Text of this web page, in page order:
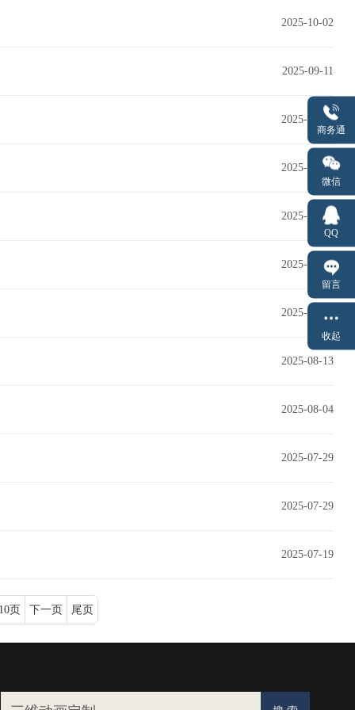
2025-10-02
2025-09-11
2025-09-10
2025-09-09
2025-08-25
2025-08-25
2025-08-20
2025-08-13
2025-08-04
2025-07-29
2025-07-29
2025-07-19
页 下一页 尾页
商务通
微信
QQ
留言
收起